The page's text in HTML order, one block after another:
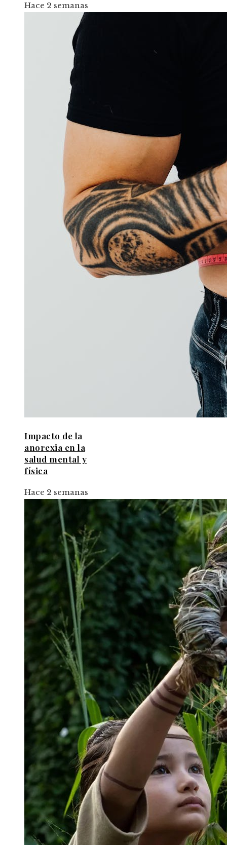
Hace 2 semanas
Impacto de la
anorexia en la
salud mental y
física
Hace 2 semanas